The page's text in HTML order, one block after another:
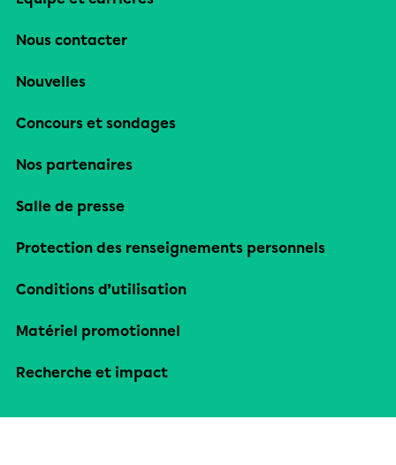
Nous contacter
Nouvelles
Concours et sondages
Nos partenaires
Salle de presse
Protection des renseignements personnels
Conditions d’utilisation
Matériel promotionnel
Recherche et impact